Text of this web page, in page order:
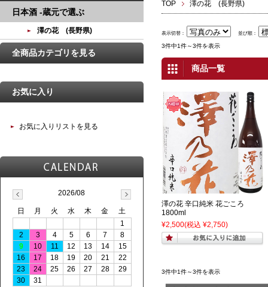
TOP 澤の花 (長野県)
表示切替： 並び順：
3件中1件～3件を表示
商品一覧
澤の花 辛口純米 花ごころ
1800ml
¥2,500(税込 ¥2,750)
3件中1件～3件を表示
日本酒 -蔵元で選ぶ
澤の花 (長野県)
全商品カテゴリを見る
お気に入り
お気に入りリストを見る
2026/08
日 月 火 水 木 金
土
1
2
3 4 5 6 7
8
9
10 11 12 13 14
15
16
17 18 19 20 21
22
23
24 25 26 27 28
29
30
31